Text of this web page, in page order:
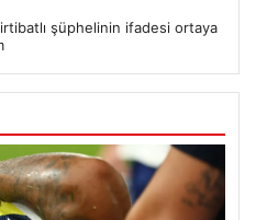
şüphelinin ifadesi ortaya